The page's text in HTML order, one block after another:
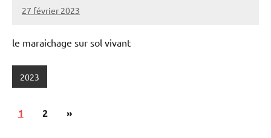
27 février 2023
admin
le maraichage sur sol vivant
2023
Pagination
1 2
Articles
»